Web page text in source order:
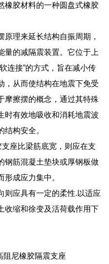
橡胶材料的一种圆盘式橡胶
原理来延长结构自振周期，
量的减隔震装置。它位于上
连接”的方式，旨在减小传
，从而使结构在地震下免受
摩擦摆的概念，通过其特殊
时有效地吸收和消耗地震波
构安全。
座比梁筋底宽，则应在支
钢筋混凝土垫块或厚钢板做
成应力集中。
则应具有一定的柔性.以适应
收缩和徐变及活荷载作用下
阻尼橡胶隔震支座